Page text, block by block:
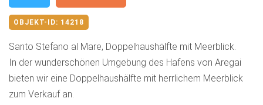
OBJEKT-ID: 14218
Santo Stefano al Mare, Doppelhaushälfte mit Meerblick.
In der wunderschönen Umgebung des Hafens von Aregai
bieten wir eine Doppelhaushälfte mit herrlichem Meerblick
zum Verkauf an.